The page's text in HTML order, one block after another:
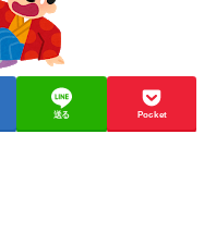
送る Pocket